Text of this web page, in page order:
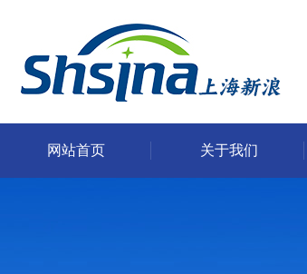
网站首页 关于我们